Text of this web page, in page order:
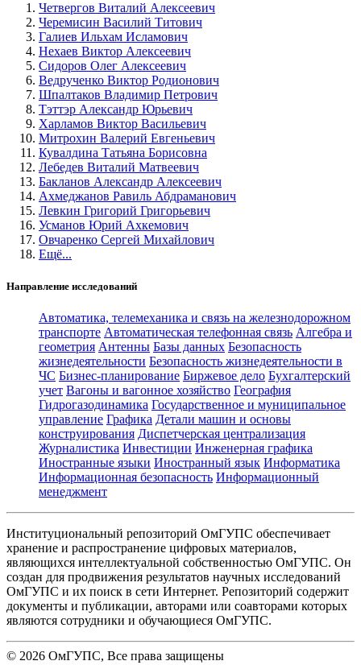
Четвергов Виталий Алексеевич
Черемисин Василий Титович
Галиев Ильхам Исламович
Нехаев Виктор Алексеевич
Сидоров Олег Алексеевич
Ведрученко Виктор Родионович
Шпалтаков Владимир Петрович
Тэттэр Александр Юрьевич
Харламов Виктор Васильевич
Митрохин Валерий Евгеньевич
Кувалдина Татьяна Борисовна
Лебедев Виталий Матвеевич
Бакланов Александр Алексеевич
Ахмеджанов Равиль Абдраманович
Левкин Григорий Григорьевич
Усманов Юрий Ахкемович
Овчаренко Сергей Михайлович
Ещё...
Направление исследований
Автоматика, телемеханика и связь на железнодорожном
транспорте Автоматическая телефонная связь Алгебра и
геометрия Антенны Базы данных Безопасность
жизнедеятельности Безопасность жизнедеятельности в
ЧС Бизнес-планирование Биржевое дело Бухгалтерский
учет Вагоны и вагонное хозяйство География
Гидрогазодинамика Государственное и муниципальное
управление Графика Детали машин и основы
конструирования Диспетчерская централизация
Журналистика Инвестиции Инженерная графика
Иностранные языки Иностранный язык Информатика
Информационная безопасность Информационный
менеджмент
Институциональный репозиторий ОмГУПС обеспечивает
хранение и распространение цифровых материалов,
являющихся интеллектуальной собственностью ОмГУПС. Он
создан для продвижения результатов научных исследований
ОмГУПС и их поиск в сети Интернет. Репозиторий содержит
документы и публикации, авторами или соавторами которых
являются сотрудники и обучающиеся ОмГУПС.
© 2026 ОмГУПС, Все права защищены